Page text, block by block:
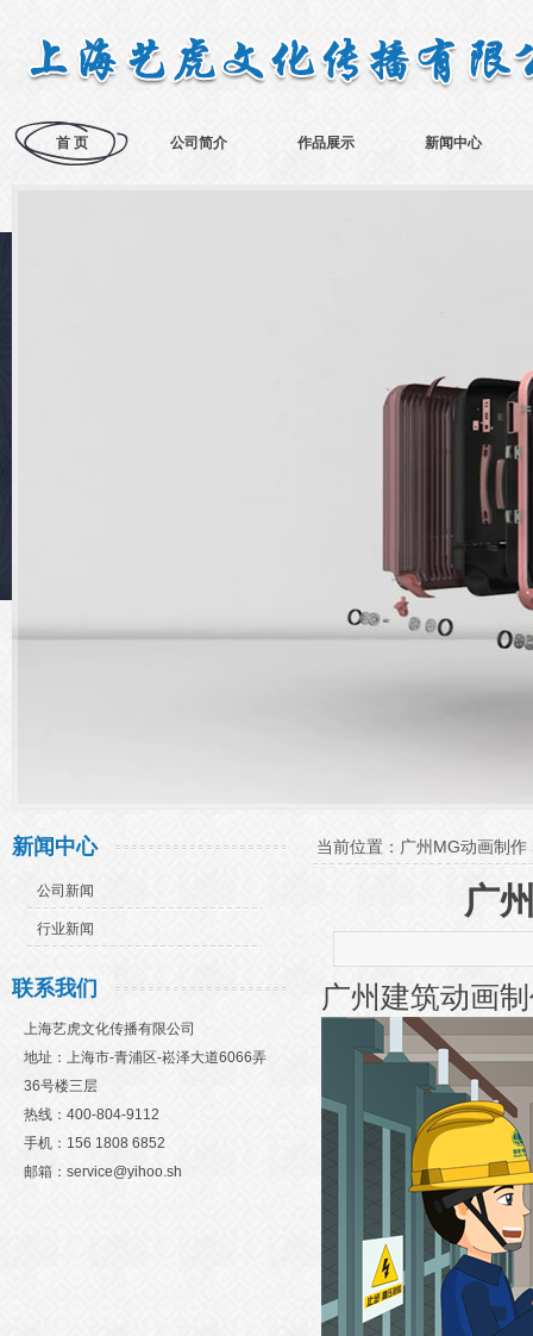
首 页 公司简介 作品展示 新闻中心
新闻中心
公司新闻
行业新闻
联系我们
上海艺虎文化传播有限公司
地址：上海市-青浦区-崧泽大道6066弄
36号楼三层
热线：400-804-9112
手机：156 1808 6852
邮箱：service@yihoo.sh
当前位置： 广州MG动画制作
广
广州建筑动画